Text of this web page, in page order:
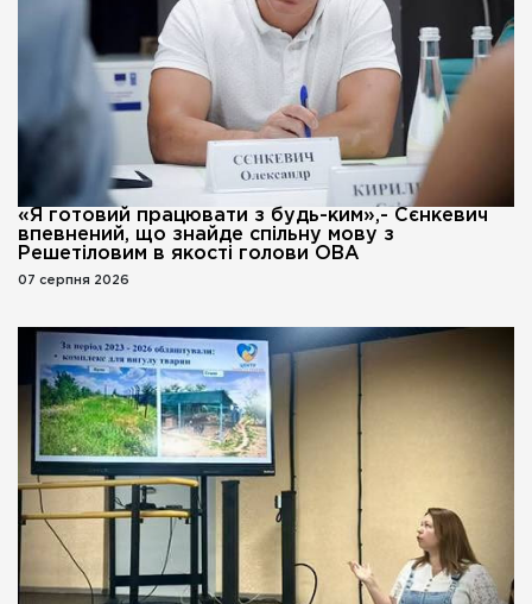
«Я готовий працювати з будь-ким»,- Сєнкевич
впевнений, що знайде спільну мову з
Решетіловим в якості голови ОВА
07 серпня 2026